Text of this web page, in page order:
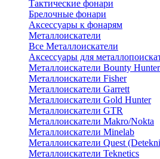
Тактические фонари
Брелочные фонари
Аксессуары к фонарям
Металлоискатели
Все Металлоискатели
Аксессуары для
Металлоискатели Bounty Hunter
Металлоискатели Fisher
Металлоискатели Garrett
Металлоискатели Gold Hunter
Металлоискатели GTR
Металлоискатели Makro/Nokta
Металлоискатели Minelab
Металлоискатели Quest
Металлоискатели Teknetics